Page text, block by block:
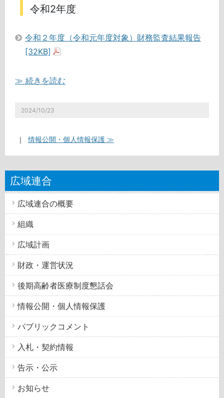
令和2年度
令和２年度（令和元年度対象）財務監査結果報告
[32KB]
≫ 続きを読む
2024/10/23
｜情報公開・個人情報保護 ≫
広域連合
広域連合の概要
組織
広域計画
財政・運営状況
後期高齢者医療制度懇話会
情報公開・個人情報保護
パブリックコメント
入札・契約情報
告示・公示
お知らせ